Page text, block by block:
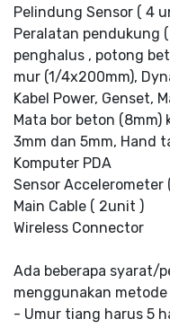
Pelindung Sensor ( 4
Peralatan pendukung
penghalus , potong
mur (1/4x200mm),
Kabel Power, Genset,
Mata bor beton (8mm)
3mm dan 5mm, Hand
Komputer PDA
Sensor Accelerometer
Main Cable ( 2unit )
Wireless Connector
Ada beberapa syarat/
menggunakan
- Umur tiang harus 5